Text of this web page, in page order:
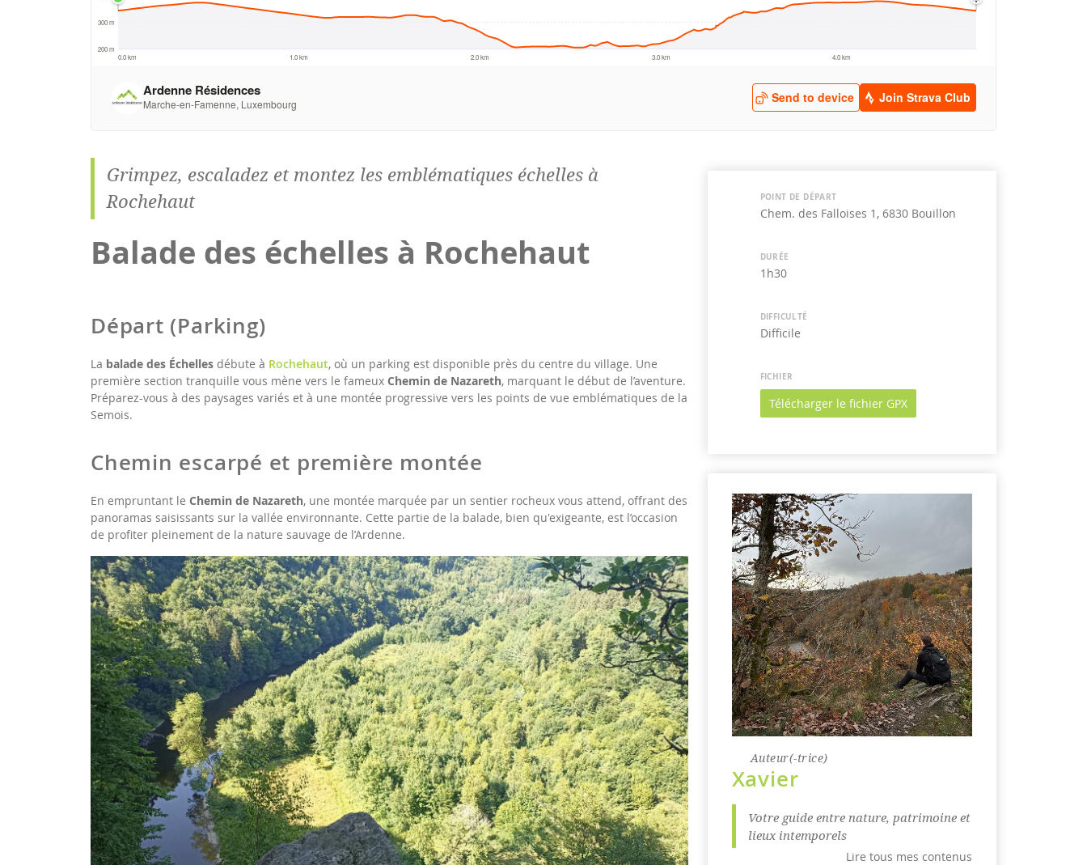
POINT DE DÉPART
Chem. des Falloises 1, 6830 Bouillon
DURÉE
1h30
DIFFICULTÉ
Difficile
FICHIER
Télécharger le fichier GPX
Auteur(-trice)
Xavier
Votre guide entre nature, patrimoine et
lieux intemporels
Lire tous mes contenus
Grimpez, escaladez et montez les emblématiques échelles à
Rochehaut
Balade des échelles à Rochehaut
Départ (Parking)
La balade des Échelles débute à Rochehaut, où un parking est disponible près du centre du village. Une
première section tranquille vous mène vers le fameux Chemin de Nazareth, marquant le début de l’aventure.
Préparez-vous à des paysages variés et à une montée progressive vers les points de vue emblématiques de la
Semois.
Chemin escarpé et première montée
En empruntant le Chemin de Nazareth, une montée marquée par un sentier rocheux vous attend, offrant des
panoramas saisissants sur la vallée environnante. Cette partie de la balade, bien qu'exigeante, est l’occasion
de profiter pleinement de la nature sauvage de l’Ardenne.